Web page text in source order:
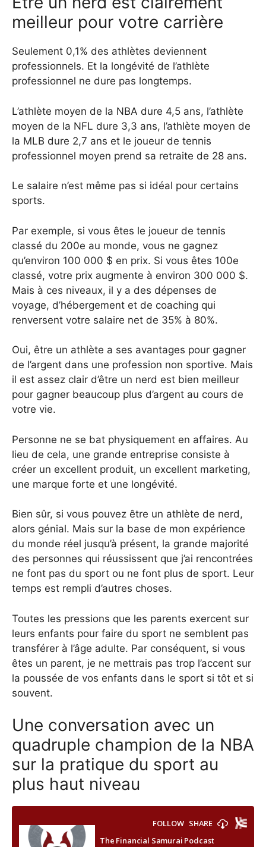
meilleur pour votre carrière
Seulement 0,1% des athlètes deviennent
professionnels. Et la longévité de l’athlète
professionnel ne dure pas longtemps.
L’athlète moyen de la NBA dure 4,5 ans, l’athlète
moyen de la NFL dure 3,3 ans, l’athlète moyen de
la MLB dure 2,7 ans et le joueur de tennis
professionnel moyen prend sa retraite de 28 ans.
Le salaire n’est même pas si idéal pour certains
sports.
Par exemple, si vous êtes le joueur de tennis
classé du 200e au monde, vous ne gagnez
qu’environ 100 000 $ en prix. Si vous êtes 100e
classé, votre prix augmente à environ 300 000 $.
Mais à ces niveaux, il y a des dépenses de
voyage, d’hébergement et de coaching qui
renversent votre salaire net de 35% à 80%.
Oui, être un athlète a ses avantages pour gagner
de l’argent dans une profession non sportive. Mais
il est assez clair d’être un nerd est bien meilleur
pour gagner beaucoup plus d’argent au cours de
votre vie.
Personne ne se bat physiquement en affaires. Au
lieu de cela, une grande entreprise consiste à
créer un excellent produit, un excellent marketing,
une marque forte et une longévité.
Bien sûr, si vous pouvez être un athlète de nerd,
alors génial. Mais sur la base de mon expérience
du monde réel jusqu’à présent, la grande majorité
des personnes qui réussissent que j’ai rencontrées
ne font pas du sport ou ne font plus de sport. Leur
temps est rempli d’autres choses.
Toutes les pressions que les parents exercent sur
leurs enfants pour faire du sport ne semblent pas
transférer à l’âge adulte. Par conséquent, si vous
êtes un parent, je ne mettrais pas trop l’accent sur
la poussée de vos enfants dans le sport si tôt et si
souvent.
Une conversation avec un
quadruple champion de la NBA
sur la pratique du sport au
plus haut niveau